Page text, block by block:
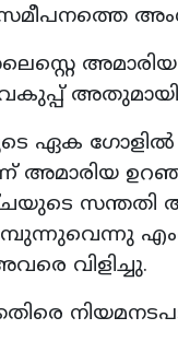
അതുമായി
ഏക ഗോളിൽ
അമാരിയ
സന്തതി
വിളിച്ചു.